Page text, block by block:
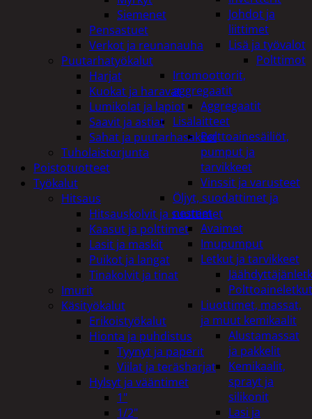
Johdot ja
liittimet
Lisä ja työvalot
Polttimot
Irtomoottorit,
aggregaatit
Aggregaatit
Lisälaitteet
Polttoainesäiliöt,
pumput ja
tarvikkeet
Vinssit ja varusteet
Öljyt, suodattimet ja
nesteet
Avaimet
Imupumput
Letkut ja tarvikkeet
Polttoaineletkut
Liuottimet, massat,
ja muut kemikaalit
Alustamassat
ja pakkelit
Kemikaalit,
sprayt ja
silikonit
Lasi ja
Siemenet
Pensastuet
Verkot ja reunanauha
Puutarhatyökalut
Harjat
Kuokat ja haravat
Lumikolat ja lapiot
Saavit ja astiat
Sahat ja puutarhasakset
Tuholaistorjunta
Poistotuotteet
Työkalut
Hitsaus
Hitsauskolvit ja suuttimet
Kaasut ja polttimet
Lasit ja maskit
Puikot ja langat
Tinakolvit ja tinat
Imurit
Käsityökalut
Erikoistyökalut
Hionta ja puhdistus
Tyynyt ja paperit
Viilat ja teräsharjat
Hylsyt ja vääntimet
1"
1/2"